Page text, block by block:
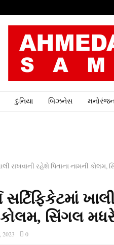
દુનિયા બિઝનેસ મનોરંજન
રાખવાની રહેશે પિતાના નામની
કોલમ, સિંગલ
2023 0